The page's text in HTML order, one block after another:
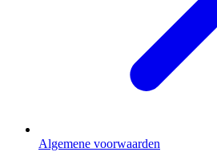
Algemene voorwaarden